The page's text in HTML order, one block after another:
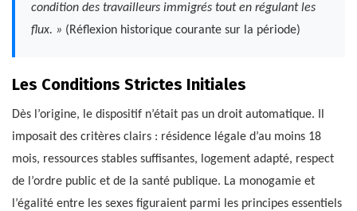
condition des travailleurs immigrés tout en régulant les
flux. » (Réflexion historique courante sur la période)
Les Conditions Strictes Initiales
Dès l’origine, le dispositif n’était pas un droit automatique. Il
imposait des critères clairs : résidence légale d’au moins 18
mois, ressources stables suffisantes, logement adapté, respect
de l’ordre public et de la santé publique. La monogamie et
l’égalité entre les sexes figuraient parmi les principes essentiels